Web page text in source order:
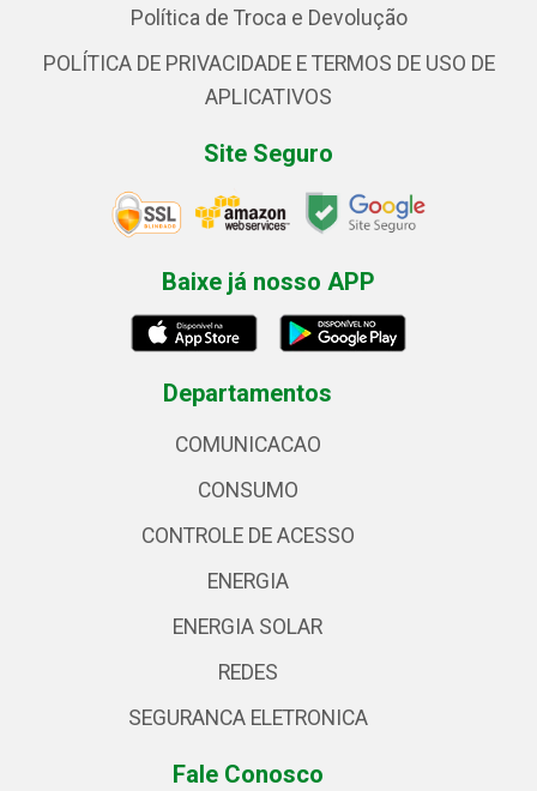
Política de Troca e Devolução
POLÍTICA DE PRIVACIDADE E TERMOS DE USO DE
APLICATIVOS
Site Seguro
Baixe já nosso APP
Departamentos
COMUNICACAO
CONSUMO
CONTROLE DE ACESSO
ENERGIA
ENERGIA SOLAR
REDES
SEGURANCA ELETRONICA
Fale Conosco